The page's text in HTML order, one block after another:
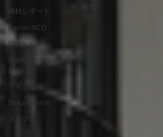
機材レポート
Canon MCO
PTZカメラ
SusHi Tech Tokyo
2026
ライブ配信
Stream Deck
スタジオ